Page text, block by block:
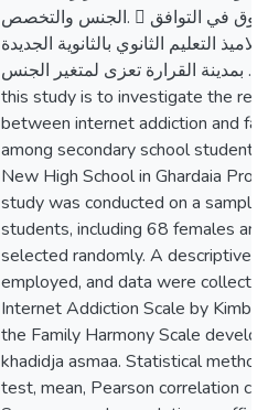
الجنس والتخصص.  أنه لا توجد فروق في التوافق
التعليم الثانوي بالثانوية الجديدة
بمدينة القرارة تعزى لمتغير الجنس . The subject of
this study is to investigate the
between internet addiction and
among secondary school
New High School in Ghardaia
study was conducted on a
students, including 68 females
selected randomly. A descriptive
employed, and data were
Internet Addiction Scale by
the Family Harmony Scale
khadidja asmaa. Statistical
test, mean, Pearson correlation